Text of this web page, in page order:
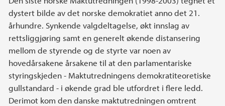
dystert bilde av det norske demokratiet anno det 21.
århundre. Synkende valgdeltagelse, økt innslag av
rettsliggjøring samt en generelt økende distansering
mellom de styrende og de styrte var noen av
hovedårsakene årsakene til at den parlamentariske
styringskjeden - Maktutredningens demokratiteoretiske
gullstandard - i økende grad ble utfordret i flere ledd.
Derimot kom den danske maktutredningen omtrent